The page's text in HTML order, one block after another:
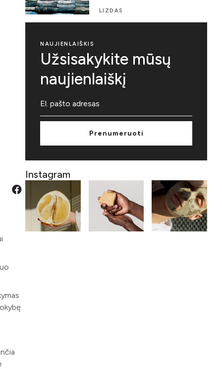
LIZDAS
NAUJIENLAIŠKIS
Užsisakykite mūsų
naujienlaiškį
Prenumeruoti
Instagram